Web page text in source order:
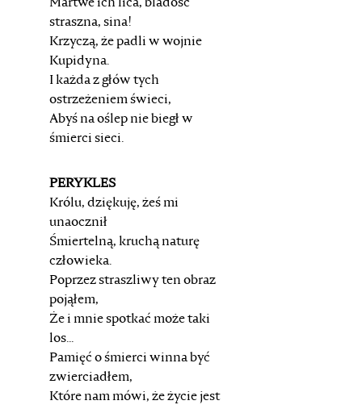
Martwe ich lica, bladość
straszna, sina!
Krzyczą, że padli w wojnie
Kupidyna.
I każda z głów tych
ostrzeżeniem świeci,
Abyś na oślep nie biegł w
śmierci sieci.
PERYKLES
Królu, dziękuję, żeś mi
unaocznił
Śmiertelną, kruchą naturę
człowieka.
Poprzez straszliwy ten obraz
pojąłem,
Że i mnie spotkać może taki
los...
Pamięć o śmierci winna być
zwierciadłem,
Które nam mówi, że życie jest